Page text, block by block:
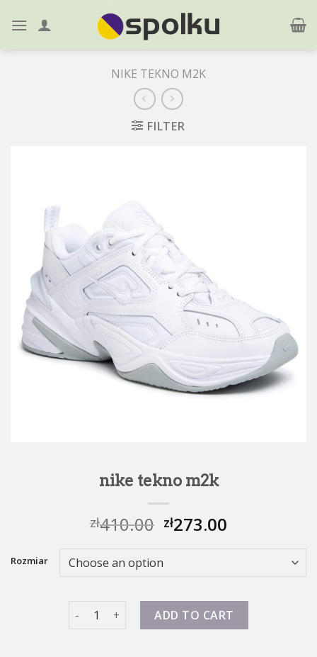
NIKE TEKNO M2K
FILTER
nike tekno m2k
zł410.00 zł273.00
Rozmiar
nike tekno m2k quantityADD TO CART